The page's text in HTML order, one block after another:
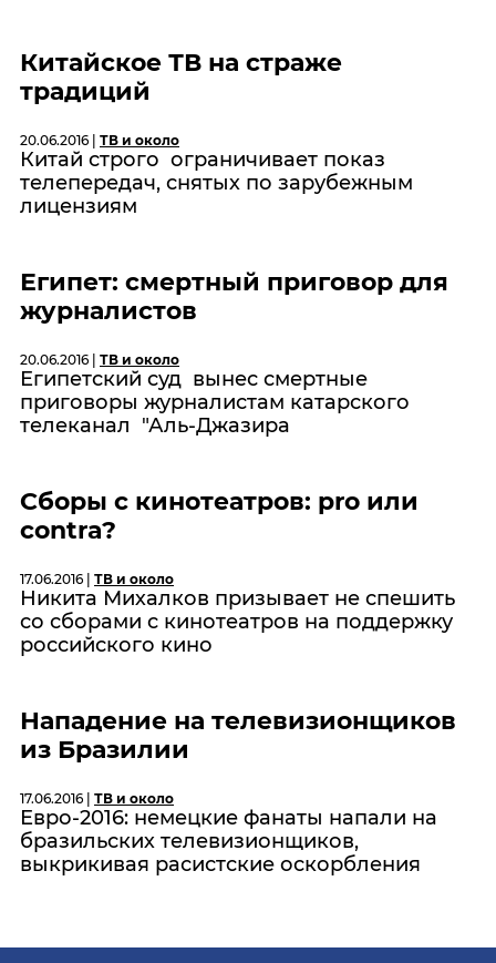
Китайское ТВ на страже
традиций
20.06.2016 | ТВ и около
Китай строго ограничивает показ
телепередач, снятых по зарубежным
лицензиям
Египет: смертный приговор для
журналистов
20.06.2016 | ТВ и около
Египетский суд вынес смертные
приговоры журналистам катарского
телеканал "Аль-Джазира
Сборы с кинотеатров: pro или
contra?
17.06.2016 | ТВ и около
Никита Михалков призывает не спешить
со сборами с кинотеатров на поддержку
российского кино
Нападение на телевизионщиков
из Бразилии
17.06.2016 | ТВ и около
Евро-2016: немецкие фанаты напали на
бразильских телевизионщиков,
выкрикивая расистские оскорбления